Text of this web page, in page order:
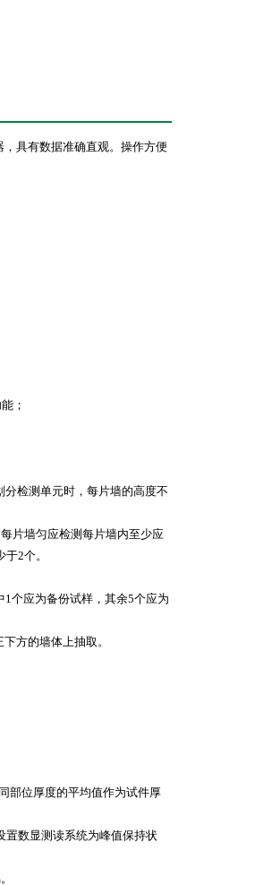
具有数据准确直观。操作方便
；
检测单元时，每片墙的高度不
片墙匀应检测每片墙内至少应
2个。
1个应为备份试样，其余5个应为
方的墙体上抽取。
部位厚度的平均值作为试件厚
置数显测读系统为峰值保持状